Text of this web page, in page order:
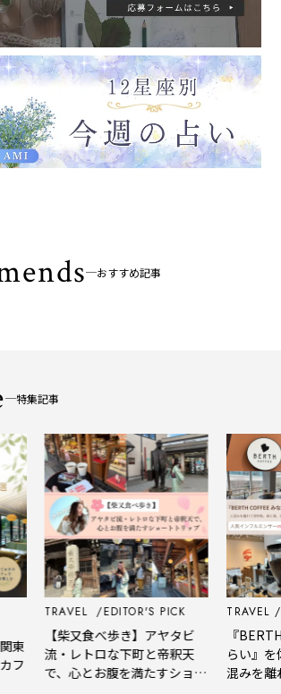
おすすめ記事
特集記事
TRAVEL EDITOR'S PICK
【柴又食べ歩き】アヤタビ
流・レトロな下町と帝釈天
で、心とお腹を満たすショー
TRAVEL
『BERTH
らい』を
混みを離